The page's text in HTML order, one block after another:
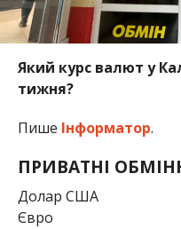
Який курс валют у
тижня?
Пише Інформатор.
ПРИВАТНІ
Долар